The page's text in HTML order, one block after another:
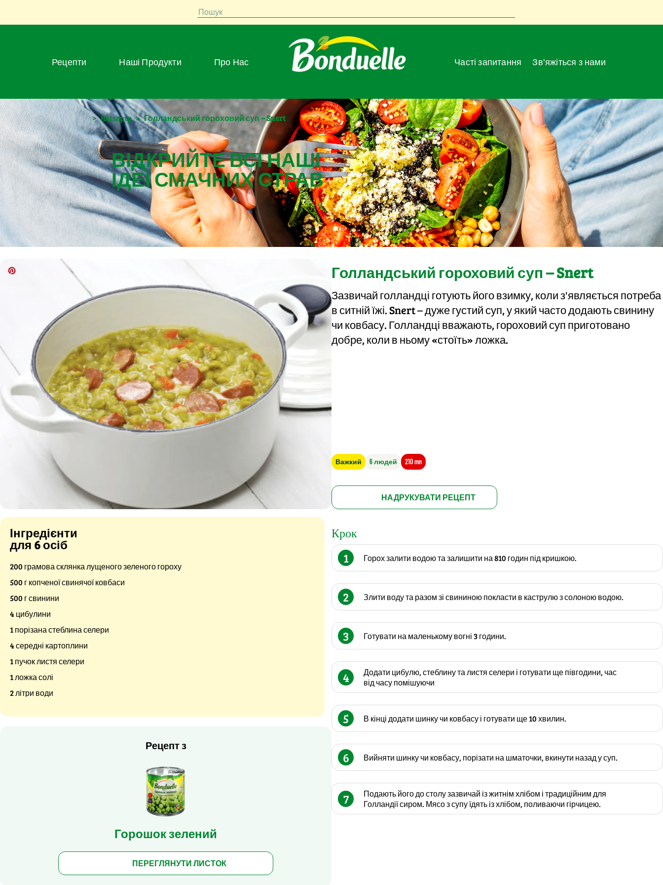
Пошук
Рецепти Наші Продукти Про Нас Часті запитання Зв'яжіться з нами
> Retsepty > Голландський гороховий суп – Snert
ВІДКРИЙТЕ ВСІ НАШІ
ІДЕЇ СМАЧНИХ СТРАВ
Голландський гороховий суп – Snert
Зазвичай голландці готують його взимку, коли з'являється потреба
в ситній їжі. Snert – дуже густий суп, у який часто додають свинину
чи ковбасу. Голландці вважають, гороховий суп приготовано
добре, коли в ньому «стоїть» ложка.
Важкий 6 людей 210 mn
НАДРУКУВАТИ РЕЦЕПТ
Інгредієнти
для 6 осіб
200 грамова склянка лущеного зеленого гороху
500 г копченої свинячої ковбаси
500 г свинини
4 цибулини
1 порізана стеблина селери
4 середні картоплини
1 пучок листя селери
1 ложка солі
2 літри води
Рецепт з
Горошок зелений
ПЕРЕГЛЯНУТИ ЛИСТОК
Крок
1 Горох залити водою та залишити на 810 годин під кришкою.
2 Злити воду та разом зі свининою покласти в каструлю з солоною водою.
3 Готувати на маленькому вогні 3 години.
4
Додати цибулю, стеблину та листя селери і готувати ще півгодини, час
від часу помішуючи
5 В кінці додати шинку чи ковбасу і готувати ще 10 хвилин.
6 Вийняти шинку чи ковбасу, порізати на шматочки, вкинути назад у суп.
7
Подають його до столу зазвичай із житнім хлібом і традиційним для
Голландії сиром. Мясо з супу їдять із хлібом, поливаючи гірчицею.